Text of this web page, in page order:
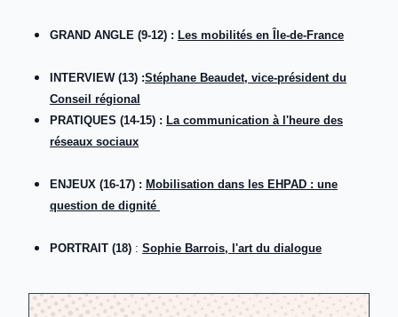
GRAND ANGLE (9-12) : Les mobilités en Île-de-France
INTERVIEW (13) :Stéphane Beaudet, vice-président du
Conseil régional
PRATIQUES (14-15) : La communication à l'heure des
réseaux sociaux
ENJEUX (16-17) : Mobilisation dans les EHPAD : une
question de dignité
PORTRAIT (18) : Sophie Barrois, l'art du dialogue